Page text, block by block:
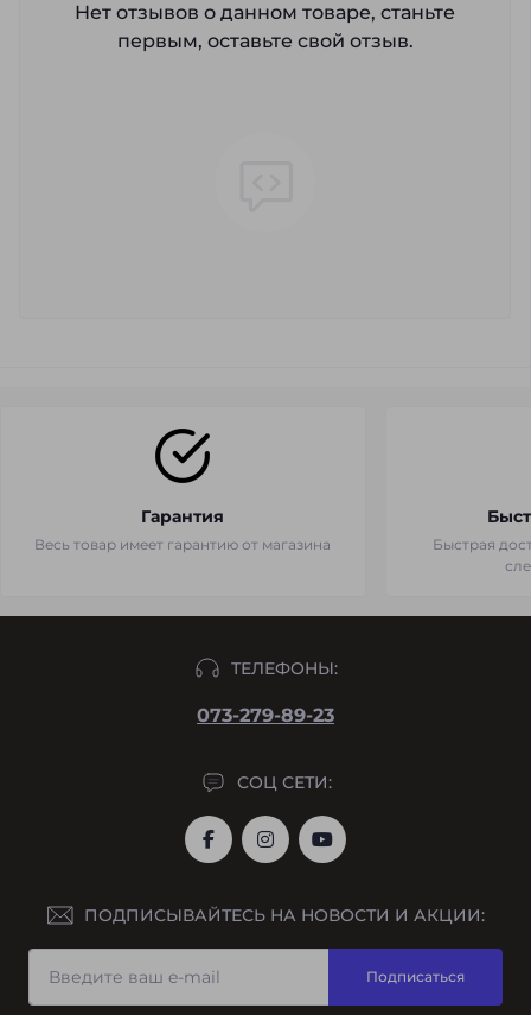
Нет отзывов о данном товаре, станьте
первым, оставьте свой отзыв.
Гарантия
Весь товар имеет гарантию от магазина
Быстрая
ТЕЛЕФОНЫ:
073-279-89-23
СОЦ СЕТИ:
ПОДПИСЫВАЙТЕСЬ НА НОВОСТИ И АКЦИИ:
Подписаться